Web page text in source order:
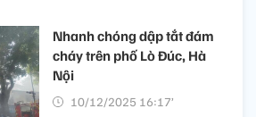
Nhanh chóng dập tắt đám
cháy trên phố Lò Đúc, Hà
Nội
10/12/2025 16:17’